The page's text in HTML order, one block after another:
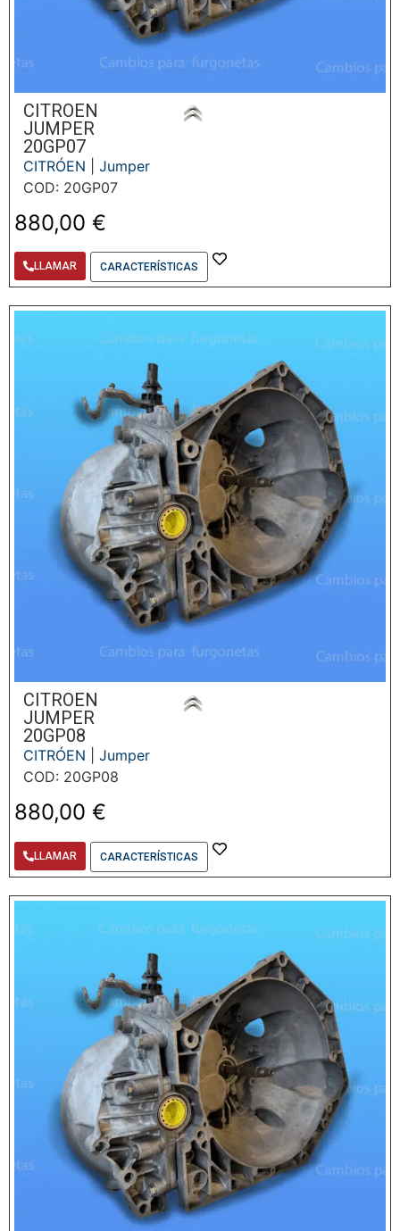
CITROEN
JUMPER
20GP07
CITRÓEN
Jumper
COD: 20GP07
880,00 €
LLAMAR CARACTERÍSTICAS
CITROEN
JUMPER
20GP08
CITRÓEN
Jumper
COD: 20GP08
880,00 €
LLAMAR CARACTERÍSTICAS